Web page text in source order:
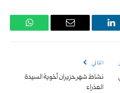
لينكدإن
البريد
واتساب
التالي
نشاط شهر حزيران أخوية السيدة
العذراء